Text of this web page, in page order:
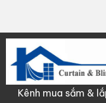
Kênh mua sắm &